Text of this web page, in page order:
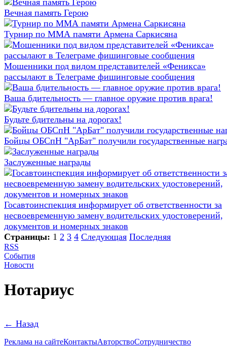
Вечная память Герою
Турнир по ММА памяти Армена Саркисяна
Мошенники под видом представителей «Феникса»
рассылают в Телеграме фишинговые сообщения
Ваша бдительность — главное оружие против врага!
Будьте бдительны на дорогах!
Бойцы ОБСпН "АрБат" получили государственные
Заслуженные награды
Госавтоинспекция информирует об ответственности за
несвоевременную замену водительских удостоверений,
документов и номерных знаков
Страницы: 1 2 3 4 Следующая Последняя
RSS
События
Новости
Нотариус
← Назад
Реклама на сайтеКонтактыАвторствоСотрудничество